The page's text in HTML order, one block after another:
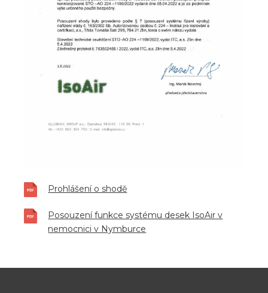
Prohlášení o shodě
Posouzení funkce systému desek IsoAir v
nemocnici v Nymburce